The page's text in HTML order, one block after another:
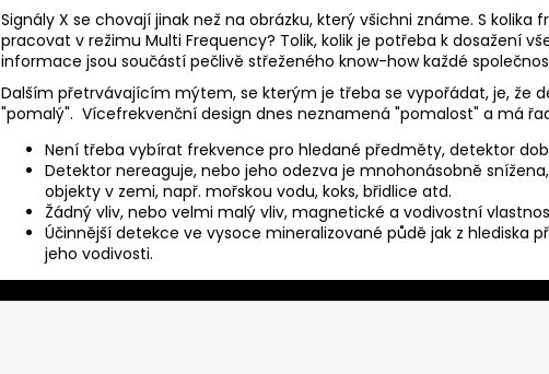
Signály X se chovají jinak než na obrázku, který všichni známe. S
pracovat v režimu Multi Frequency? Tolik, kolik je potřeba k dosažení
informace jsou součástí pečlivě střeženého know-how každé
Dalším přetrvávajícím mýtem, se kterým je třeba se vypořádat, je, že
"pomalý". Vícefrekvenční design dnes neznamená "pomalost" a má
Není třeba vybírat frekvence pro hledané předměty, detektor
Detektor nereaguje, nebo jeho odezva je mnohonásobně
objekty v zemi, např. mořskou vodu, koks, břidlice atd.
Žádný vliv, nebo velmi malý vliv, magnetické a vodivostní
Účinnější detekce ve vysoce mineralizované půdě jak z hlediska
jeho vodivosti.